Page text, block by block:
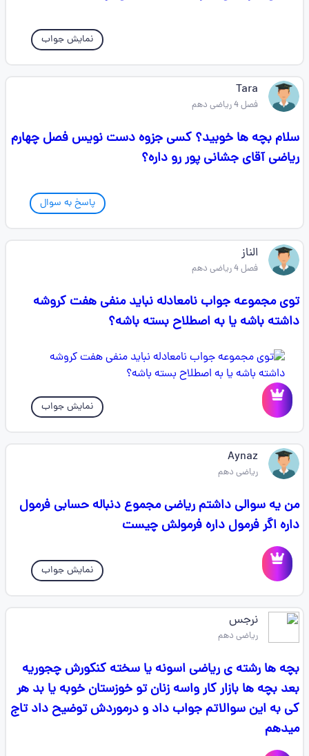
نمایش جواب
Tara
فصل 4 ریاضی دهم
سلام بچه ها خوبید؟ کسی جزوه دست نویس فصل چهارم
ریاضی آقای جشانی پور رو داره؟
پاسخ به سوال
الناز
فصل 4 ریاضی دهم
توی مجموعه جواب نامعادله نباید ‌منفی هفت کروشه
داشته باشه یا به اصطلاح بسته باشه؟
نمایش جواب
Aynaz
ریاضی دهم
من یه سوالی داشتم ریاضی مجموع دنباله حسابی فرمول
داره اگر فرمول داره فرمولش چیست
نمایش جواب
نرجس
ریاضی دهم
بچه ها رشته ی ریاضی اسونه یا سخته کنکورش چجوریه
بعد بچه ها بازار کار واسه زنان تو خوزستان خوبه یا بد هر
کی به این سوالاتم جواب داد و درموردش توضیح داد تاج
میدهم